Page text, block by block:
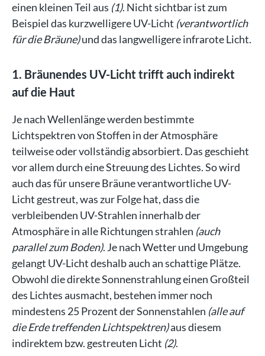
einen kleinen Teil aus (1). Nicht sichtbar ist zum
Beispiel das kurzwelligere UV-Licht (verantwortlich
für die Bräune)und das langwelligere infrarote Licht.
1. Bräunendes UV-Licht trifft auch indirekt
auf die Haut
Je nach Wellenlänge werden bestimmte
Lichtspektren von Stoffen in der Atmosphäre
teilweise oder vollständig absorbiert. Das geschieht
vor allem durch eine Streuung des Lichtes. So wird
auch das für unsere Bräune verantwortliche UV-
Licht gestreut, was zur Folge hat, dass die
verbleibenden UV-Strahlen innerhalb der
Atmosphäre in alle Richtungen strahlen (auch
parallel zum Boden). Je nach Wetter und Umgebung
gelangt UV-Licht deshalb auch an schattige Plätze.
Obwohl die direkte Sonnenstrahlung einen Großteil
des Lichtes ausmacht, bestehen immer noch
mindestens 25 Prozent der Sonnenstahlen (alle auf
die Erde treffenden Lichtspektren)aus diesem
indirektem bzw. gestreuten Licht (2).